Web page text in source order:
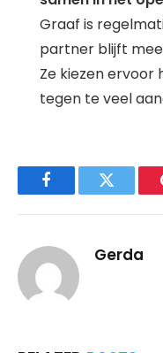
Graaf is
partner blijft
Ze kiezen ervoor
tegen te veel
FacebookTwitter
Gerda